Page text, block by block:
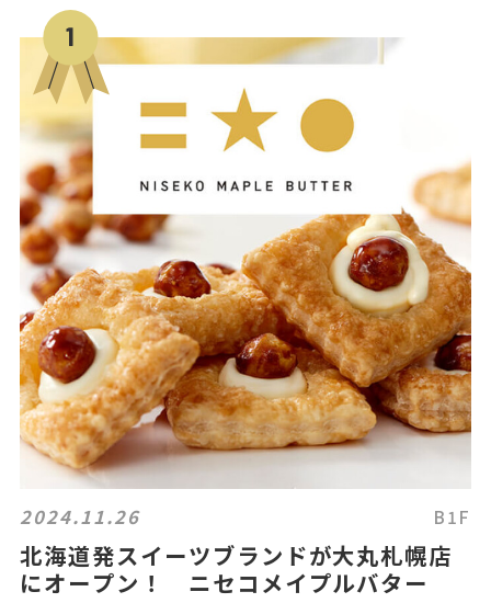
2024.11.26 B1F
北海道発スイーツブランドが大丸札幌店
にオープン！ ニセコメイプルバター